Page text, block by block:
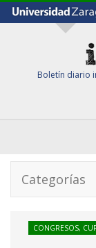
Boletín diario
Categorías
CONGRESOS,